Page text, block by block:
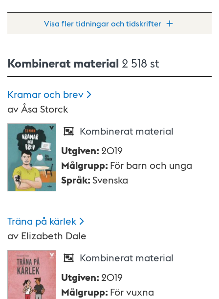
Visa fler tidningar och tidskrifter
Kombinerat material 2 518 st
Kramar och brev
av Åsa Storck
Kombinerat material
Utgiven: 2019
Målgrupp: För barn och unga
Språk:Svenska
Träna på kärlek
av Elizabeth Dale
Kombinerat material
Utgiven:2019
Målgrupp: För vuxna